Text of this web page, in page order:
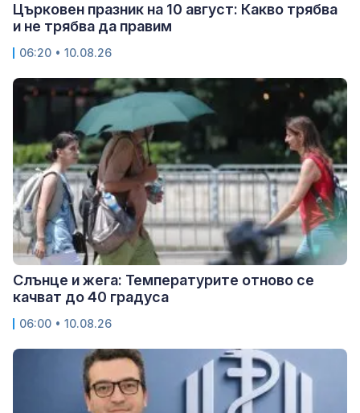
Църковен празник на 10 август: Какво трябва
и не трябва да правим
06:20 • 10.08.26
Слънце и жега: Температурите отново се
качват до 40 градуса
06:00 • 10.08.26